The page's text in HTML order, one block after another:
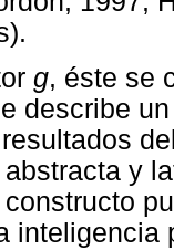
g, éste se
describe
y
inteligencia